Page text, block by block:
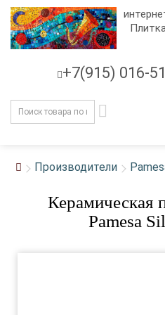
+7(915) 016-
Производители
Керамическая
Pamesa